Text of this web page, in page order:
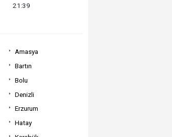
21:39
Amasya
Bartın
Bolu
Denizli
Erzurum
Hatay